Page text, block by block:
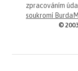
zpracováním
soukromí
©